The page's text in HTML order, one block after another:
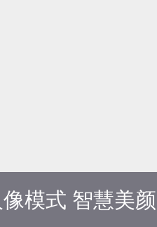
像模式 智慧美